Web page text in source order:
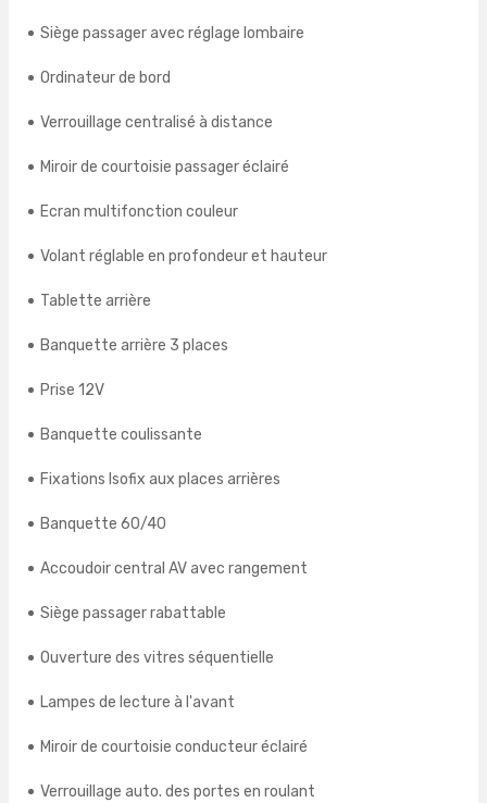
Siège passager avec réglage lombaire
Ordinateur de bord
Verrouillage centralisé à distance
Miroir de courtoisie passager éclairé
Ecran multifonction couleur
Volant réglable en profondeur et hauteur
Tablette arrière
Banquette arrière 3 places
Prise 12V
Banquette coulissante
Fixations Isofix aux places arrières
Banquette 60/40
Accoudoir central AV avec rangement
Siège passager rabattable
Ouverture des vitres séquentielle
Lampes de lecture à l'avant
Miroir de courtoisie conducteur éclairé
Verrouillage auto. des portes en roulant